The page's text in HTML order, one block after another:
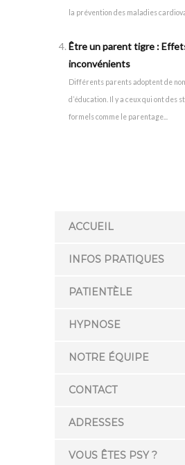
la prévention des maladies
Être un parent tigre :
inconvénients
Différents parents adoptent de
d’éducation. Il y a ceux qui ont des
formels comme le parentage...
ACCUEIL
INFOS PRATIQUES
PATIENTÈLE
HYPNOSE
NOTRE ÉQUIPE
CONTACT
ADRESSES
VOUS ÊTES PSY ?